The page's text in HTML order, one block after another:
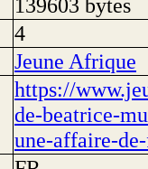
139603 bytes
4
Jeune Afrique
https://
de-beatrice-
une-affaire-